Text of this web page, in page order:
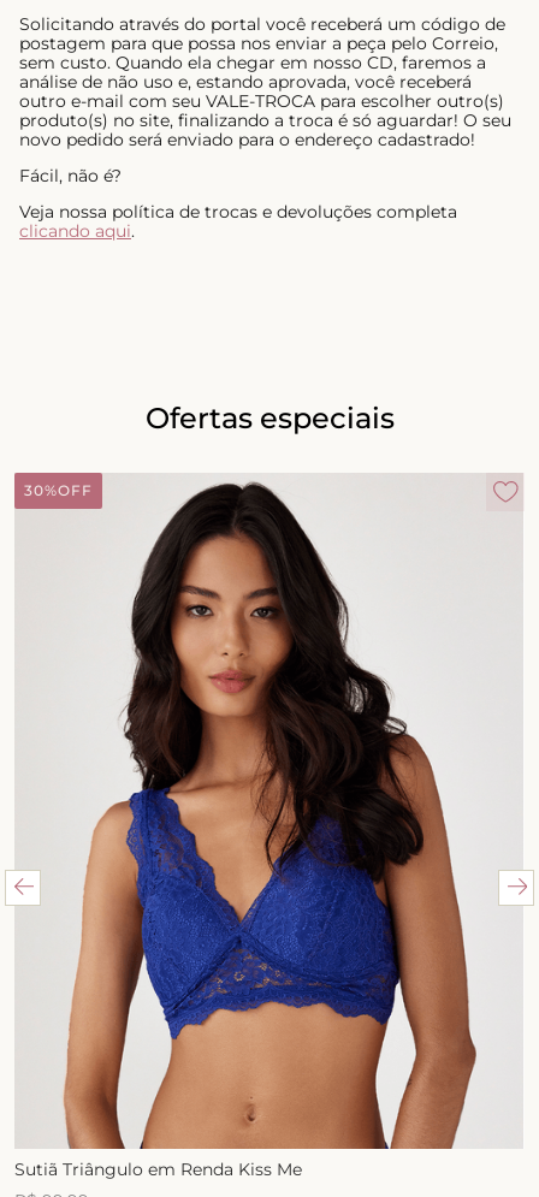
Solicitando através do portal você receberá um código de
postagem para que possa nos enviar a peça pelo Correio,
sem custo. Quando ela chegar em nosso CD, faremos a
análise de não uso e, estando aprovada, você receberá
outro e-mail com seu VALE-TROCA para escolher outro(s)
produto(s) no site, finalizando a troca é só aguardar! O seu
novo pedido será enviado para o endereço cadastrado!
Fácil, não é?
Veja nossa política de trocas e devoluções completa
clicando aqui.
Ofertas especiais
30%OFF
Sutiã Triângulo em Renda Kiss Me